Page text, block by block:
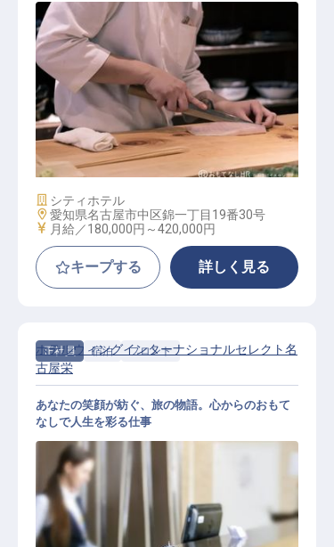
和食料理
施設業態
シティホテル
勤務地
愛知県名古屋市中区錦一丁目19番30号
給与
月給／180,000円～420,000円
キープする 詳しく見る
正社員 宿泊 フロント
ホテルウィングインターナショナルセレクト名
古屋栄
あなたの笑顔が紡ぐ、旅の物語。心からのおもて
なしで人生を彩る仕事